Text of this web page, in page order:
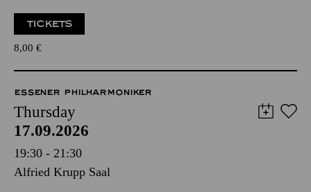
TICKETS
8,00 €
ESSENER PHILHARMONIKER
Thursday
17.09.2026
19:30 - 21:30
Alfried Krupp Saal